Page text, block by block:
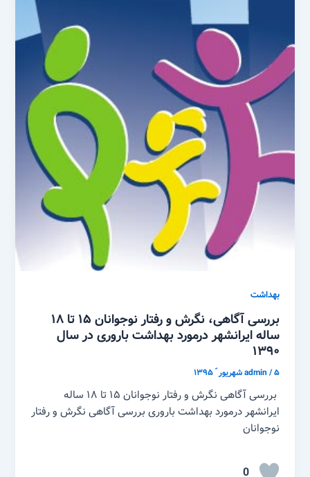
بهداشت
بررسی آگاهی، نگرش و رفتار نوجوانان ۱۵ تا ۱۸
ساله ایرانشهر درمورد بهداشت باروری در سال
۱۳۹۰
admin/۵ شهریور ّ ۱۳۹۵
بررسی آگاهی نگرش و رفتار نوجوانان ۱۵ تا ۱۸ ساله
ایرانشهر درمورد بهداشت باروری بررسی آگاهی نگرش و رفتار
نوجوانان
0